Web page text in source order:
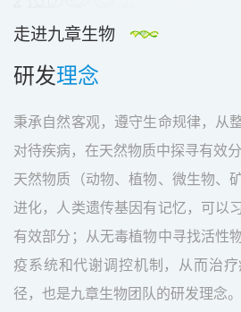
走进九章生物
研发理念
秉承自然客观，遵守生命规律，从
对待疾病，在天然物质中探寻有效分
天然物质（动物、植物、微生物、
进化，人类遗传基因有记忆，可以
有效部分；从无毒植物中寻找活性
疫系统和代谢调控机制，从而治
径，也是九章生物团队的研发理念。